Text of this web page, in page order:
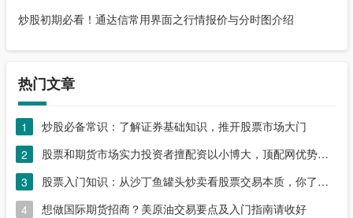
炒股初期必看！通达信常用界面之行情报价与分时图介绍
热门文章
1
炒股必备常识：了解证券基础知识，推开股票市场大门
2
股票和期货市场实力投资者擅配资以小博大，顶配网优势尽显
3
股票入门知识：从沙丁鱼罐头炒卖看股票交易本质，你了解吗？
4
想做国际期货招商？美原油交易要点及入门指南请收好